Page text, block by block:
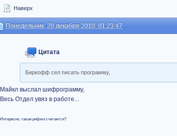
Наверх
Понедельник, 20 декабря 2010, 01:23:47
Цитата
Биркофф сел писать программу,
Майкл выслал шифрограмму,
Весь Отдел увяз в работе...
Интересно, такая рифма считается?